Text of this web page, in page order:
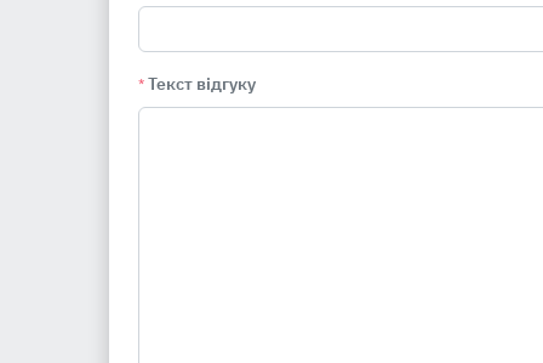
* Текст відгуку